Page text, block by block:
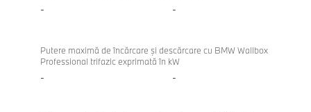
- -
Putere maximă de încărcare şi descărcare cu BMW Wallbox
Professional trifazic exprimată în kW
- -